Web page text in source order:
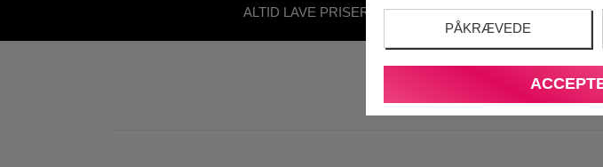
PÅKRÆVEDE
ALTID LAVE PRISER - UDEN DANSK E-